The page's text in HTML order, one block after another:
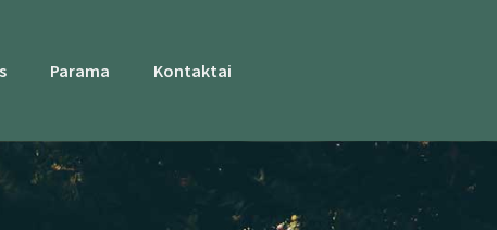
Parama Kontaktai